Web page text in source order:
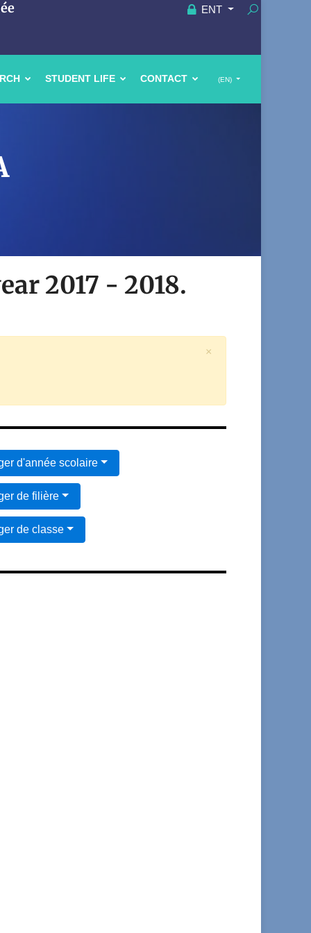
ENT
(EN)
STUDENT LIFE CONTACT
2017 - 2018.
×
d'année scolaire
de filière
de classe